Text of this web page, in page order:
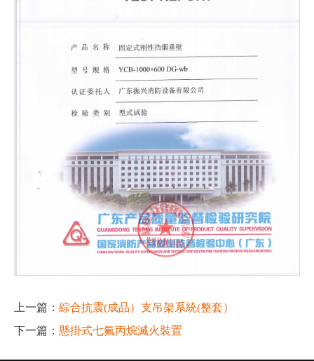
上一篇： 綜合抗震(成品）支吊架系統(整套）
下一篇： 懸掛式七氟丙烷滅火裝置